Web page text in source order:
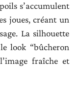
s’accumulent
joues, créant un
La silhouette
look “bûcheron
fraîche et